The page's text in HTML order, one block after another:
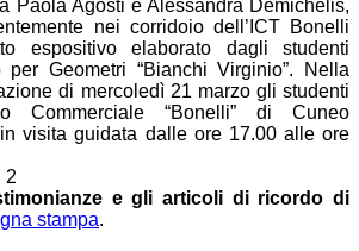
Paola Agosti e Alessandra Demichelis,
nei corridoio dell’ICT Bonelli
espositivo elaborato dagli studenti
per Geometri “Bianchi Virginio”. Nella
di mercoledì 21 marzo gli studenti
Commerciale “Bonelli” di Cuneo
visita guidata dalle ore 17.00 alle ore
e gli articoli di ricordo di
stampa.